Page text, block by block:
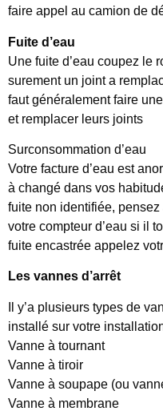
faire appel au camion de
Fuite d’eau
Une fuite d’eau coupez le
surement un joint a
faut généralement faire
et remplacer leurs joints
Surconsommation d’eau
Votre facture d’eau est
à changé dans vos
fuite non identifiée, pensez
votre compteur d’eau si il
fuite encastrée appelez
Les vannes d’arrêt
Il y’a plusieurs types de
installé sur votre
Vanne à tournant
Vanne à tiroir
Vanne à soupape (ou
Vanne à membrane